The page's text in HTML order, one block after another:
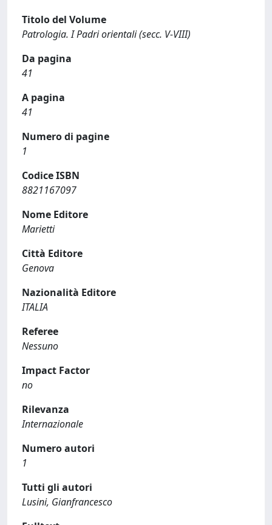
Titolo del Volume
Patrologia. I Padri orientali (secc. V-VIII)
Da pagina
41
A pagina
41
Numero di pagine
1
Codice ISBN
8821167097
Nome Editore
Marietti
Città Editore
Genova
Nazionalità Editore
ITALIA
Referee
Nessuno
Impact Factor
no
Rilevanza
Internazionale
Numero autori
1
Tutti gli autori
Lusini, Gianfrancesco